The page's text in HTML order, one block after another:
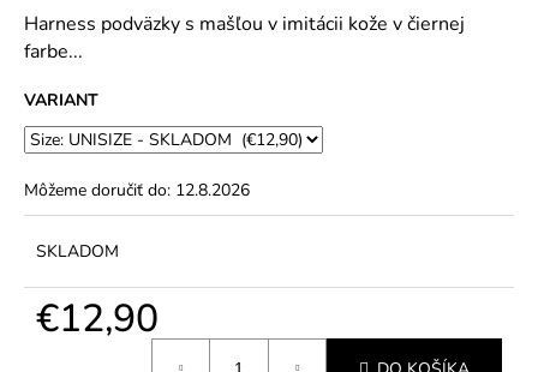
hviezdičiek.
Harness podväzky s mašľou v imitácii kože v čiernej
farbe...
VARIANT
Môžeme doručiť do: 12.8.2026
SKLADOM
€12,90
m
e